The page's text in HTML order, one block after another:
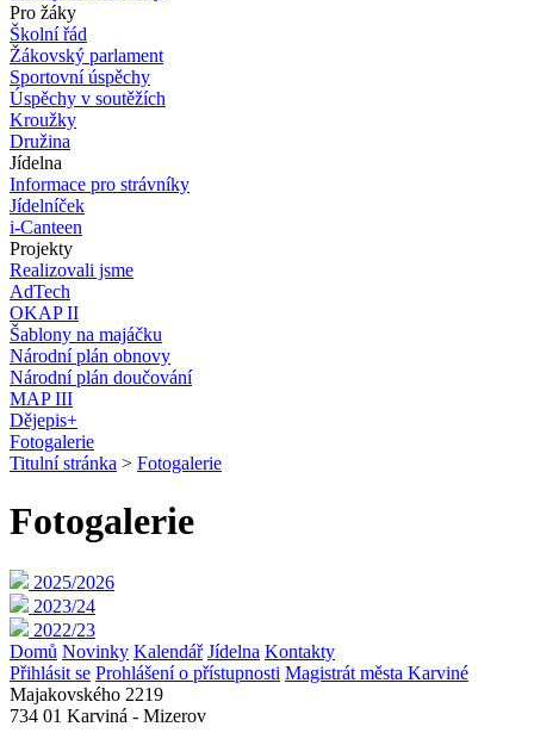
Pro žáky
Školní řád
Žákovský parlament
Sportovní úspěchy
Úspěchy v soutěžích
Kroužky
Družina
Jídelna
Informace pro strávníky
Jídelníček
i-Canteen
Projekty
Realizovali jsme
AdTech
OKAP II
Šablony na majáčku
Národní plán obnovy
Národní plán doučování
MAP III
Dějepis+
Fotogalerie
Titulní stránka > Fotogalerie
Fotogalerie
2025/2026
2023/24
2022/23
Domů Novinky Kalendář Jídelna Kontakty
Přihlásit se Prohlášení o přístupnosti Magistrát města Karviné
Majakovského 2219
734 01 Karviná - Mizerov